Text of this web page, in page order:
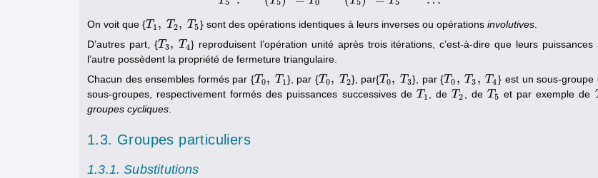
5 5 0 5 5
On voit que {T 1 , T2, T5
T1 , T2, T5 } sont des opérations identiques à leurs inverses ou opérationsinvolutives
D’autres part, {T3, T4
T3, T4 } reproduisent l’opération unité après trois itérations, c’est-à-dire que leurs puissances
l’autre possèdent la propriété de fermeture triangulaire.
Chacun des ensembles formés par {T0, T 1
T0, T1 }, par {T0, T2
T0, T2 }, par{T0, T3
T0, T3 }, par {T0 , T3 , T4
T0, T3, T4 } est un sous-groupe
sous-groupes, respectivement formés des puissances successives de T 1
T1 , deT2
T2 , de T5
T5 et par exemple de
groupes cycliques
1.3. Groupes particuliers
1.3.1. Substitutions